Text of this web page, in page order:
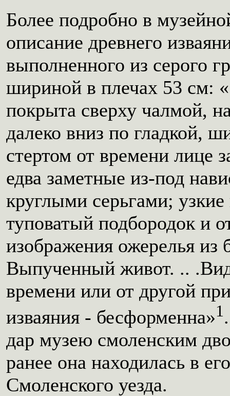
Более подробно в
описание древнего
выполненного из серого
шириной в плечах 53 см:
покрыта сверху чалмой,
далеко вниз по гладкой,
стертом от времени лице
едва заметные из-под
круглыми серьгами;
туповатый подбородок и
изображения ожерелья из
Выпученный живот. ..
времени или от другой
изваяния - бесформенна»1
дар музею смоленским
ранее она находилась в
Смоленского уезда.